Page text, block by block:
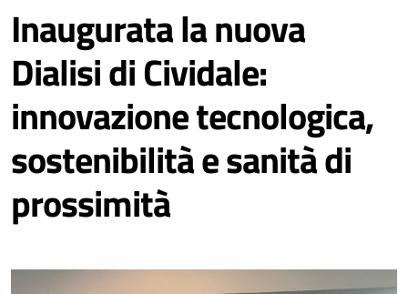
Inaugurata la nuova
Dialisi di Cividale:
innovazione tecnologica,
sostenibilità e sanità di
prossimità